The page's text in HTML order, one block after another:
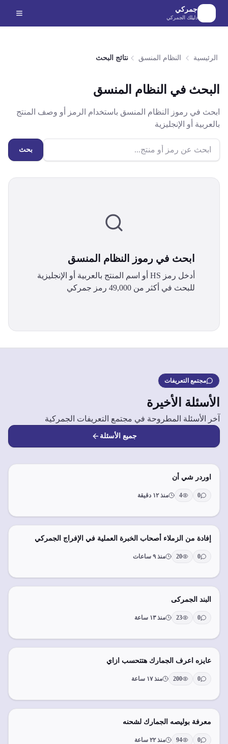
الانتقال إلى المحتوى الرئيسي
جمركي
دليلك الجمركي
الرئيسية النظام المنسق نتائج البحث
البحث في النظام المنسق
ابحث في رموز النظام المنسق باستخدام الرمز أو وصف المنتج
بالعربية أو الإنجليزية
بحث
ابحث في رموز النظام المنسق
أدخل رمز HS أو اسم المنتج بالعربية أو الإنجليزية
للبحث في أكثر من 49,000 رمز جمركي
مجتمع التعريفات
الأسئلة الأخيرة
آخر الأسئلة المطروحة في مجتمع التعريفات الجمركية
جميع الأسئلة
اوردر شي أن
0
4 منذ ١٢ دقيقة
إفادة من الزملاء أصحاب الخبرة العملية في الإفراج الجمركي
0
20 منذ ٩ ساعات
البند الجمركى
0
23 منذ ١٣ ساعة
عايزه اعرف الجمارك هتتحسب ازاي
0
200 منذ ١٧ ساعة
معرفة بوليصه الجمارك لشحنه
0
94 منذ ٢٢ ساعة